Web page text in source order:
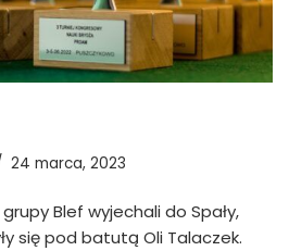
24 marca, 2023
Blef wyjechali do Spały,
się pod batutą Oli Talaczek.